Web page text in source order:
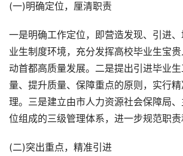
(一)明确定位，厘清职责
一是明确工作定位，即营造发现、引进
业生制度环境，充分发挥高校毕业生宝
动首都高质量发展。二是提出引进毕业
量、提升质量、保障重点的原则，实行
理。三是建立由市人力资源社会保障局
位组成的三级管理体系，进一步规范职责
(二)突出重点，精准引进